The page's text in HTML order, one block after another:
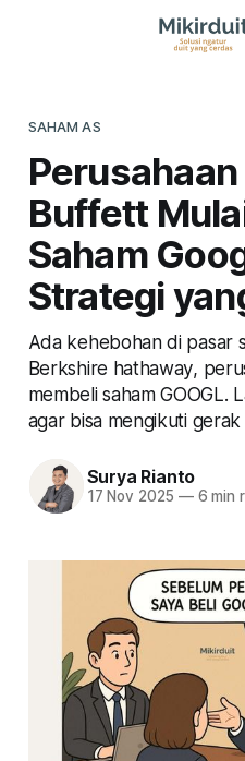
SAHAM AS
Buffett
Saham
Strategi
Ada kehebohan di pasar
Berkshire hathaway,
membeli saham GOOGL.
agar bisa mengikuti
Surya Rianto
17 Nov 2025 —6 min